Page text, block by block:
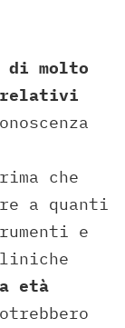
molto
relativi
che
a quanti
e
età